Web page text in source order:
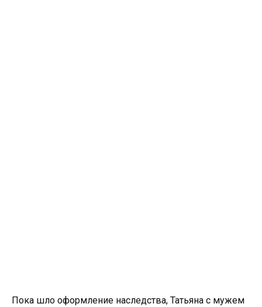
Пока шло оформление наследства, Татьяна с мужем